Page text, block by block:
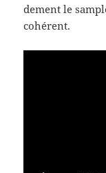
de­ment le
cohérent.